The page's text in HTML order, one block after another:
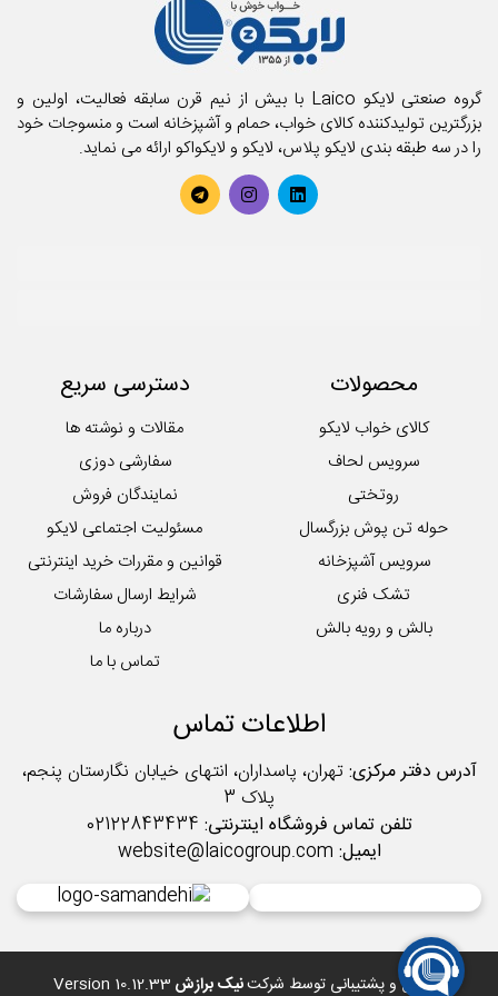
تشک فنری و محافظ تشک
تشک میهمان و سفری
حوله استخری
حوله تن پوش بزرگسال
حوله تن پوش کودک
کوسن
محصولات تکی آشپزخانه
گروه صنعتی لایکو Laico با بیش از نیم قرن سابقه فعالیت، اولین و
بزرگترین تولیدکننده کالای خواب، حمام و آشپزخانه است و منسوجات خود
را در سه طبقه بندی لایکو پلاس، لایکو و لایکواکو ارائه می نماید.
محصولات
کالای خواب لایکو
سرویس لحاف
روتختی
حوله تن پوش بزرگسال
سرویس آشپزخانه
تشک فنری
بالش و رویه بالش
دسترسی سریع
مقالات و نوشته ها
سفارشی دوزی
نمایندگان فروش
مسئولیت اجتماعی لایکو
قوانین و مقررات خرید اینترنتی
شرایط ارسال سفارشات
درباره ما
تماس با ما
اطلاعات تماس
آدرس دفتر مرکزی:تهران، پاسداران، انتهای خیابان نگارستان پنجم،
پلاک 3
تلفن تماس فروشگاه اینترنتی:
ایمیل: website@laicogroup.com
طراحی و پشتیبانی توسط شرکتنیک برازش Version 10.12.33